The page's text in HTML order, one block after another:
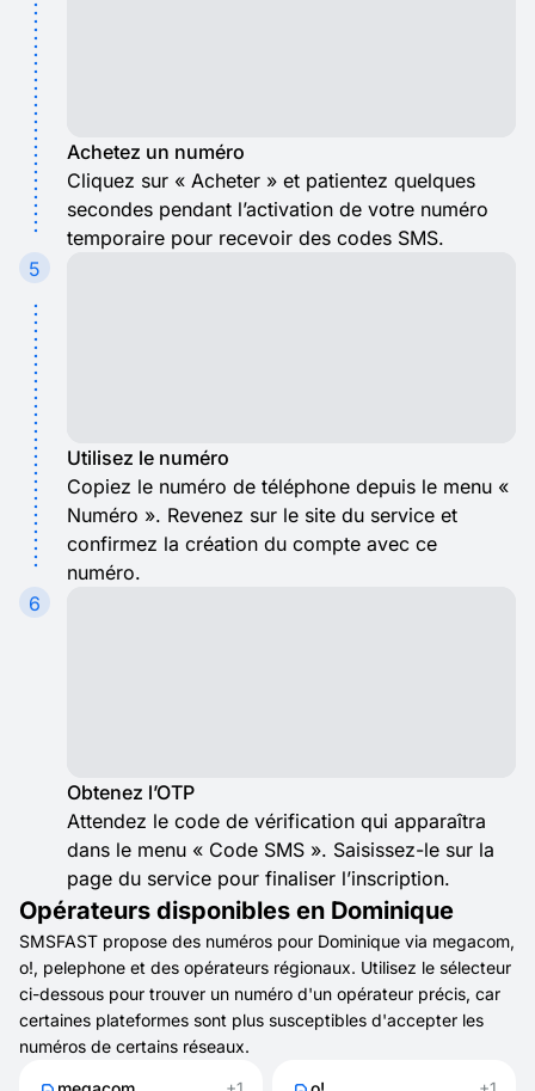
Achetez un numéro
Cliquez sur « Acheter » et patientez quelques
secondes pendant l’activation de votre numéro
temporaire pour recevoir des codes SMS.
5
Utilisez le numéro
Copiez le numéro de téléphone depuis le menu «
Numéro ». Revenez sur le site du service et
confirmez la création du compte avec ce
numéro.
6
Obtenez l’OTP
Attendez le code de vérification qui apparaîtra
dans le menu « Code SMS ». Saisissez-le sur la
page du service pour finaliser l’inscription.
Opérateurs disponibles en Dominique
SMSFAST propose des numéros pour Dominique via megacom,
o!, pelephone et des opérateurs régionaux. Utilisez le sélecteur
ci-dessous pour trouver un numéro d'un opérateur précis, car
certaines plateformes sont plus susceptibles d'accepter les
numéros de certains réseaux.